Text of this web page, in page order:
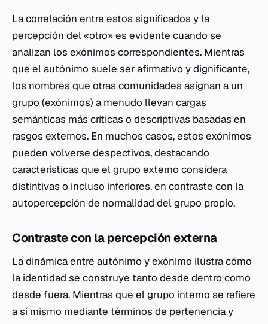
La correlación entre estos significados y la
percepción del «otro» es evidente cuando se
analizan los exónimos correspondientes. Mientras
que el autónimo suele ser afirmativo y dignificante,
los nombres que otras comunidades asignan a un
grupo (exónimos) a menudo llevan cargas
semánticas más críticas o descriptivas basadas en
rasgos externos. En muchos casos, estos exónimos
pueden volverse despectivos, destacando
características que el grupo externo considera
distintivas o incluso inferiores, en contraste con la
autopercepción de normalidad del grupo propio.
Contraste con la percepción externa
La dinámica entre autónimo y exónimo ilustra cómo
la identidad se construye tanto desde dentro como
desde fuera. Mientras que el grupo interno se refiere
a sí mismo mediante términos de pertenencia y